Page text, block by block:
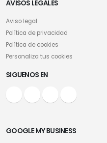
AVISOS LEGALES
Aviso legal
Política de privacidad
Política de cookies
Personaliza tus cookies
SIGUENOS EN
GOOGLE MY BUSINESS